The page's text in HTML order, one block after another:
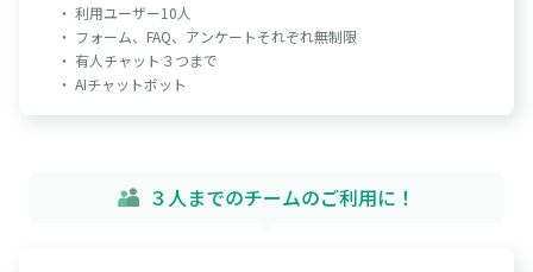
・ 利用ユーザー10人
・ フォーム、FAQ、アンケートそれぞれ無制限
・ 有人チャット３つまで
・ AIチャットボット
３人までのチームのご利用に！